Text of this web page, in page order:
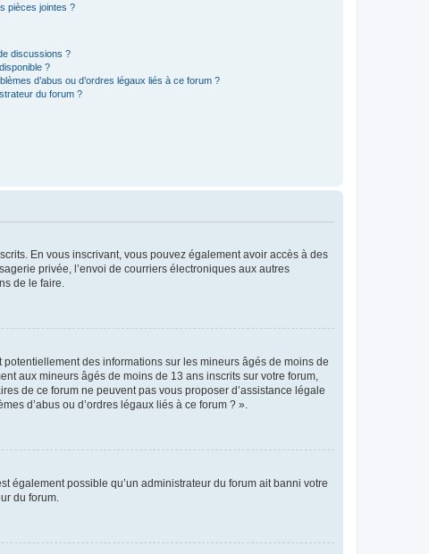
pièces jointes ?
discussions ?
?
d’abus ou d’ordres légaux liés à ce forum ?
du forum ?
En vous inscrivant, vous pouvez également avoir accès à des
privée, l’envoi de courriers électroniques aux autres
de le faire.
des informations sur les mineurs âgés de moins de
aux mineurs âgés de moins de 13 ans inscrits sur votre forum,
de ce forum ne peuvent pas vous proposer d’assistance légale
d’abus ou d’ordres légaux liés à ce forum ? ».
également possible qu’un administrateur du forum ait banni votre
du forum.